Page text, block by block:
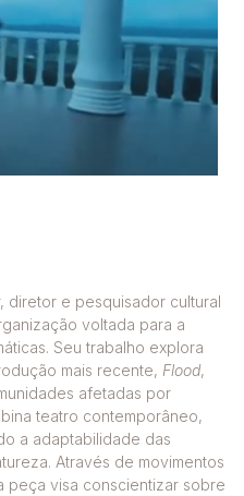
diretor e pesquisador cultural
voltada para a
Seu trabalho explora
mais recente, Flood,
afetadas por
teatro contemporâneo,
a adaptabilidade das
Através de movimentos
peça visa conscientizar sobre